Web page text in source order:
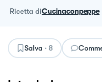
ricetta diCucinaconpeppe
Salva · 8